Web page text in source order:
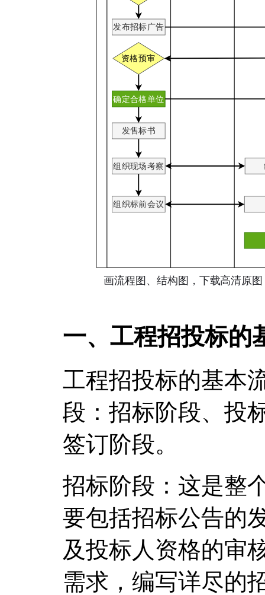
一、工程招投标的
工程招投标的基本
段：招标阶段、投
签订阶段。
招标阶段：这是整
要包括招标公告的
及投标人资格的审
需求，编写详尽的